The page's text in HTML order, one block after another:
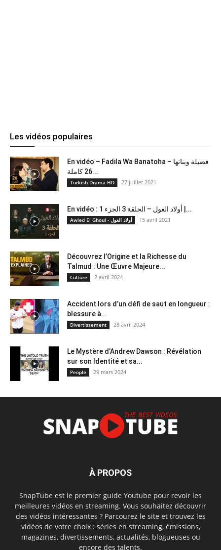
Les vidéos populaires
En vidéo – Fadila Wa Banatoha – فضيلة وبناتها
26 كاملة...
Turkish Drama HD 27 juillet 2021
En vidéo : أولاد الغول – الحلقة 3 الجزء 1 |...
Awled El Ghoul - أولاد الغول 15 avril 2021
Découvrez l’Origine et la Richesse du
Talmud : Une Œuvre Majeure...
Culture 2 avril 2024
Accident lors d’un défi de saut en longueur :
blessure à...
Divertissement 28 avril 2024
Le Mystère d’Andrew Dawson : Révélation
sur son Identité et sa...
People 29 mars 2024
À PROPOS
SnapTube est le premier guide Youtube pour revoir les
meilleures vidéos en streaming. Vous souhaitez découvrir
des vidéos intéressantes ? Parcourez le site et trouvez les
vidéos de votre choix : séries en streaming, émissions,
magazines, divertissements, actualités, blogueuses ou
encore des talents.